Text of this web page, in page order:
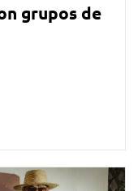
grupos de